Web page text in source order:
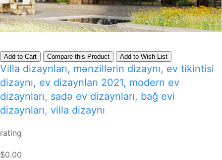
Add to Cart Compare this Product Add to Wish List
Villa dizaynları, mənzillərin dizaynı, ev tikintisi
dizaynı, ev dizaynları 2021, modern ev
dizaynları, sadə ev dizaynları, bağ evi
dizaynları, villa dizaynı
rating
$0.00